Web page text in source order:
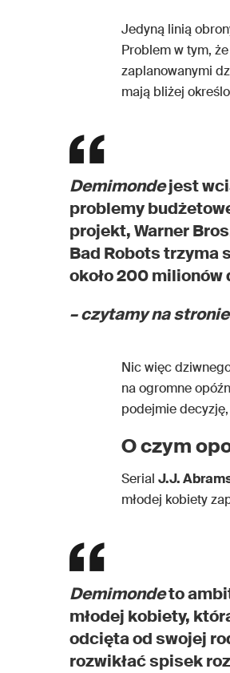
Jedyną linią
Problem w tym,
zaplanowanymi
mają bliżej
Demimondejest
problemy
projekt, Warner
Bad Robots trzyma
około 200 milionów
– czytamy na
Nic więc
na ogromne
podejmie
O czym
Serial J.J.
młodej kobiety
Demimondeto
młodej kobiety,
odcięta od swojej
rozwikłać spisek